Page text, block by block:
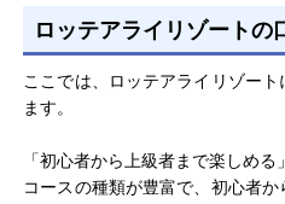
ロッテアライリゾートの
ここでは、ロッテアライリゾー
ます。
「初心者から上級者まで楽しめる
コースの種類が豊富で、初心者